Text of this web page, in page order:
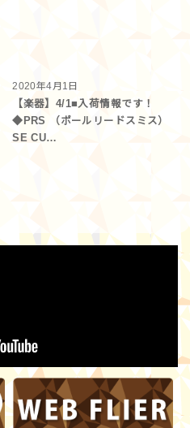
2020年4月1日
【楽器】4/1■入荷情報です！
◆PRS （ポールリードスミス）
SE CU…